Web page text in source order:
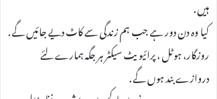
ہیں .
کیا وہ دن دور ہے جب ہم زندگی سے کاٹ دیے جائیں گے .
روزگار، ہوٹل ، پرائیویٹ سیکٹر ہر جگہ ہمارے لئے
دروازے بند ہوں گے .